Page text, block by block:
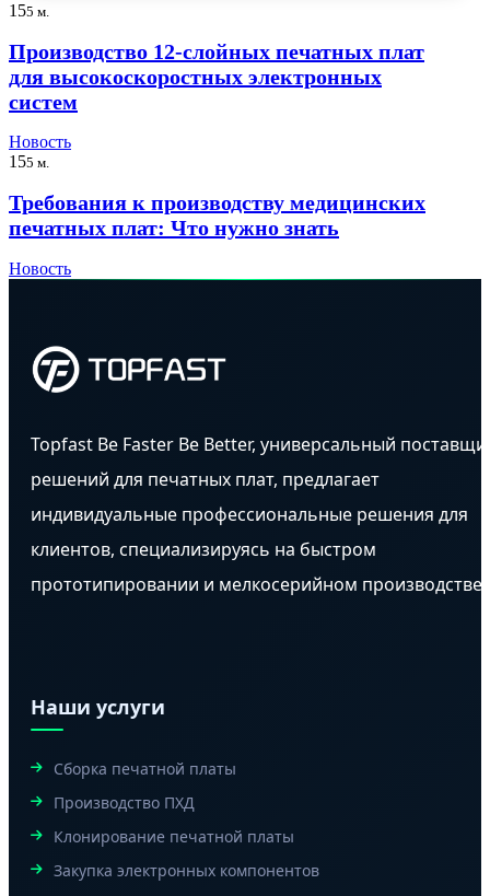
155 м.
Производство 12-слойных печатных плат
для высокоскоростных электронных
систем
Новость
155 м.
Требования к производству медицинских
печатных плат: Что нужно знать
Новость
Topfast Be Faster Be Better, универсальный
решений для печатных плат, предлагает
индивидуальные профессиональные решения для
клиентов, специализируясь на быстром
прототипировании и мелкосерийном производстве.
Наши услуги
Сборка печатной платы
Производство ПХД
Клонирование печатной платы
Закупка электронных компонентов